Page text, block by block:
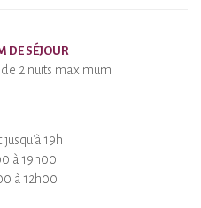
DE SÉJOUR
2 nuits maximum
19h
à 19h00
à 12h00